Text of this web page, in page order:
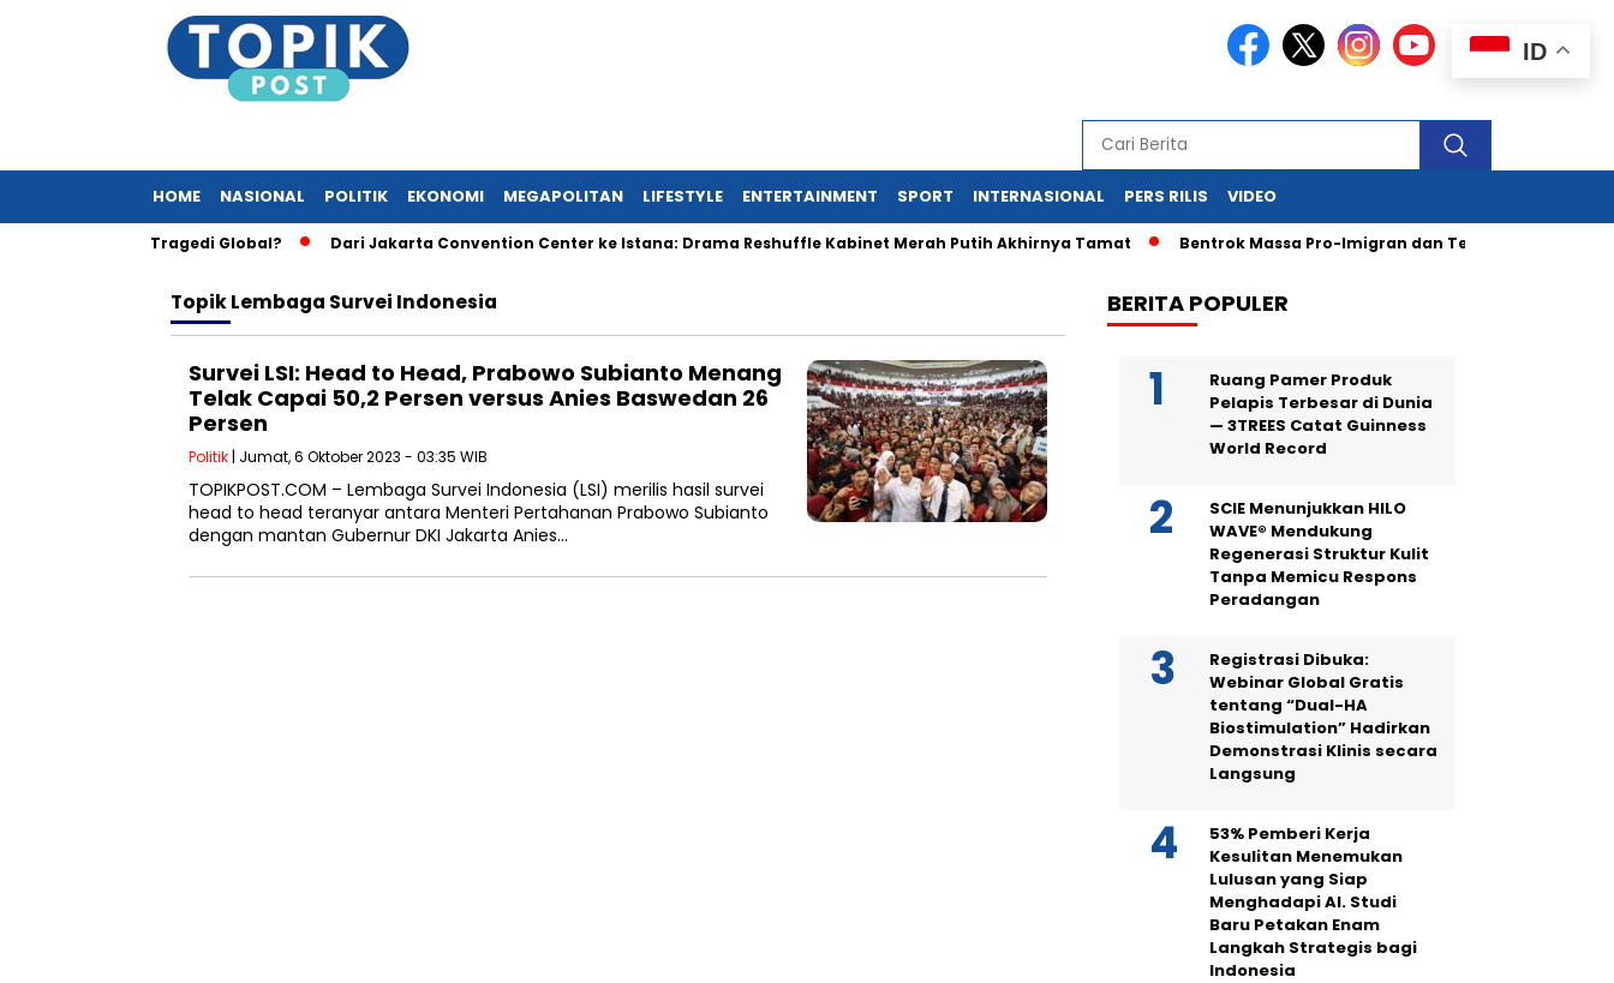
HOME NASIONAL POLITIK EKONOMI MEGAPOLITAN LIFESTYLE ENTERTAINMENT SPORT INTERNASIONAL PERS RILIS VIDEO
di Bali, Imbas Tragedi Global? Dari Jakarta Convention Center ke Istana: Drama Reshuffle Kabinet Merah Putih Akhirnya Tamat Bentrok Massa Pro-Imigran dan Tentara AS Pecah di
TopikLembaga Survei Indonesia
Survei LSI: Head to Head, Prabowo Subianto Menang
Telak Capai 50,2 Persen versus Anies Baswedan 26
Persen
Politik | Jumat, 6 Oktober 2023 - 03:35 WIB
TOPIKPOST.COM – Lembaga Survei Indonesia (LSI) merilis hasil survei
head to head teranyar antara Menteri Pertahanan Prabowo Subianto
dengan mantan Gubernur DKI Jakarta Anies…
BERITA POPULER
Ruang Pamer Produk
Pelapis Terbesar di Dunia
— 3TREES Catat Guinness
World Record
SCIE Menunjukkan HILO
WAVE® Mendukung
Regenerasi Struktur Kulit
Tanpa Memicu Respons
Peradangan
Registrasi Dibuka:
Webinar Global Gratis
tentang “Dual-HA
Biostimulation” Hadirkan
Demonstrasi Klinis secara
Langsung
53% Pemberi Kerja
Kesulitan Menemukan
Lulusan yang Siap
Menghadapi AI. Studi
Baru Petakan Enam
Langkah Strategis bagi
Indonesia
ID